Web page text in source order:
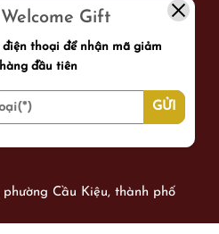
Cầu Kiệu, thành phố
Welcome Gift
thoại để nhận mã giảm
đầu tiên